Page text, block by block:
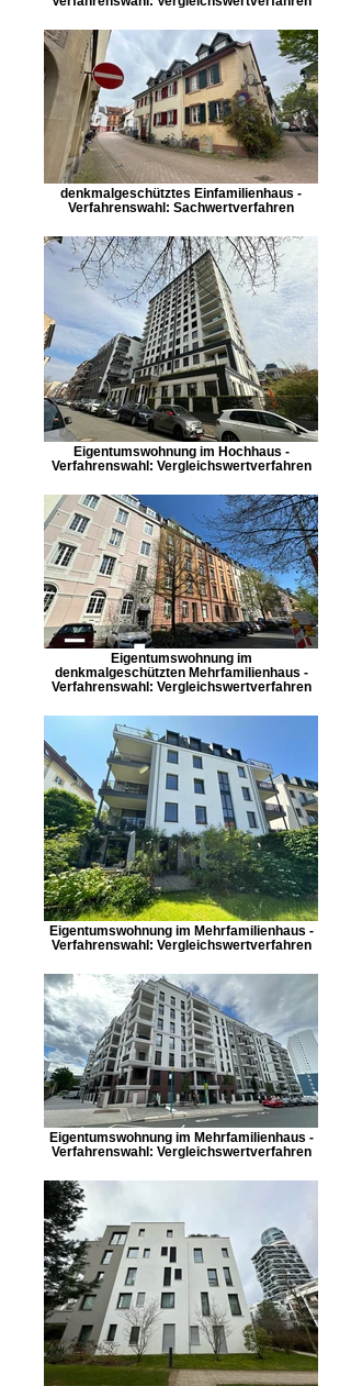
denkmalgeschütztes Einfamilienhaus -
Verfahrenswahl: Sachwertverfahren
Eigentumswohnung im Hochhaus -
Verfahrenswahl: Vergleichswertverfahren
Eigentumswohnung im
denkmalgeschützten Mehrfamilienhaus -
Verfahrenswahl: Vergleichswertverfahren
Eigentumswohnung im Mehrfamilienhaus -
Verfahrenswahl: Vergleichswertverfahren
Eigentumswohnung im Mehrfamilienhaus -
Verfahrenswahl: Vergleichswertverfahren